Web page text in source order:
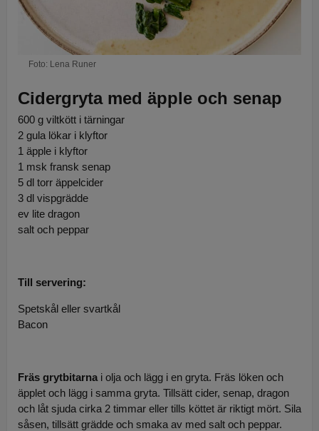
Foto: Lena Runer
Cidergryta med äpple och senap
600 g viltkött i tärningar
2 gula lökar i klyftor
1 äpple i klyftor
1 msk fransk senap
5 dl torr äppelcider
3 dl vispgrädde
ev lite dragon
salt och peppar
Till servering:
Spetskål eller svartkål
Bacon
Fräs grytbitarna i olja och lägg i en gryta. Fräs löken och
äpplet och lägg i samma gryta. Tillsätt cider, senap, dragon
och låt sjuda cirka 2 timmar eller tills köttet är riktigt mört. Sila
såsen, tillsätt grädde och smaka av med salt och peppar.